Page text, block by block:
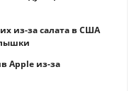
из-за салата в США
Apple из-за